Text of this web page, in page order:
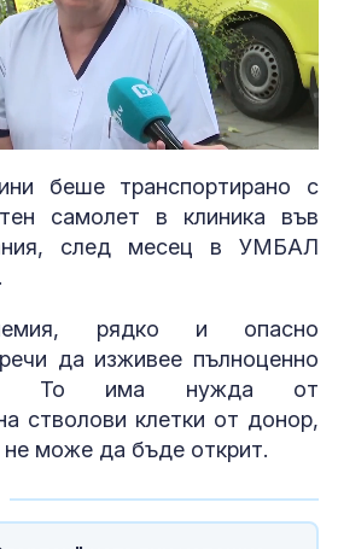
Loaded
100.00%
беше транспортирано с
самолет в клиника във
след месец в УМБАЛ
рядко и опасно
да изживее пълноценно
То има нужда от
стволови клетки от донор,
не може да бъде открит.